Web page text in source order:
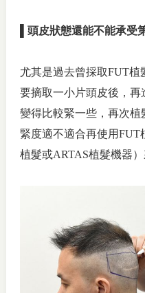
▌頭皮狀態還能不能承受
尤其是過去曾採取FUT植
要摘取一小片頭皮後，
變得比較緊一些，再次
緊度適不適合再使用FUT
植髮或ARTAS植髮機器）